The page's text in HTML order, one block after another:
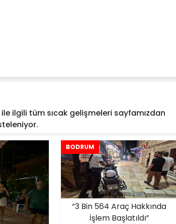
ilgili tüm sıcak gelişmeleri sayfamızdan
BODRUM
“3 Bin 564 Araç Hakkında
İşlem Başlatıldı”